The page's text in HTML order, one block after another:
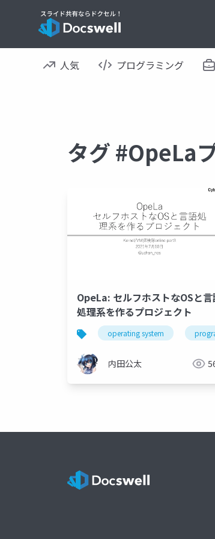
人気 プログラミング
タグ #OpeLa
OpeLa: セルフホストなOSと
処理系を作るプロジェクト
operating system
内田公太